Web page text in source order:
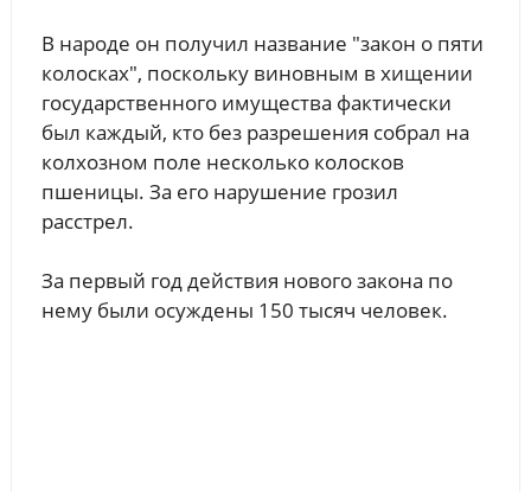
В народе он получил название "закон о пяти
колосках", поскольку виновным в хищении
государственного имущества фактически
был каждый, кто без разрешения собрал на
колхозном поле несколько колосков
пшеницы. За его нарушение грозил
расстрел.
За первый год действия нового закона по
нему были осуждены 150 тысяч человек.